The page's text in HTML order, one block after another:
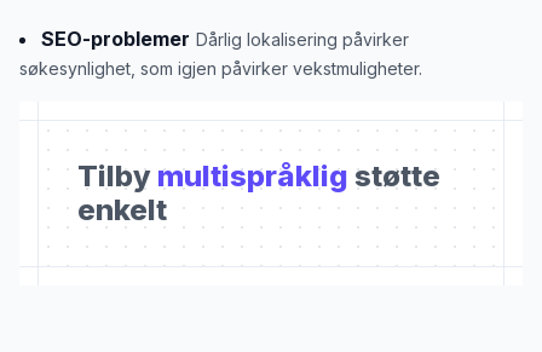
Tilby multispråklig støtte
enkelt
SEO-problemer Dårlig lokalisering påvirker
søkesynlighet, som igjen påvirker vekstmuligheter.